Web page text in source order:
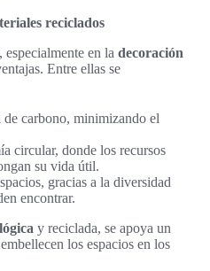
reciclados
, especialmente en la decoración
Entre ellas se
carbono, minimizando el
circular, donde los recursos
su vida útil.
gracias a la diversidad
encontrar.
y reciclada, se apoya un
los espacios en los